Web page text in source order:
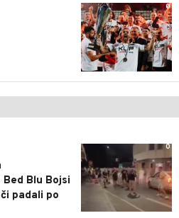
0
0
Blu Bojsi
padali po